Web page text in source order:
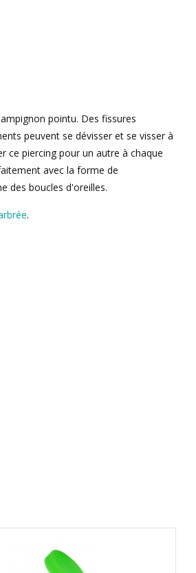
pointu. Des fissures
peuvent se dévisser et se visser à
ce piercing pour un autre à chaque
avec la forme de
des boucles d'oreilles.
.